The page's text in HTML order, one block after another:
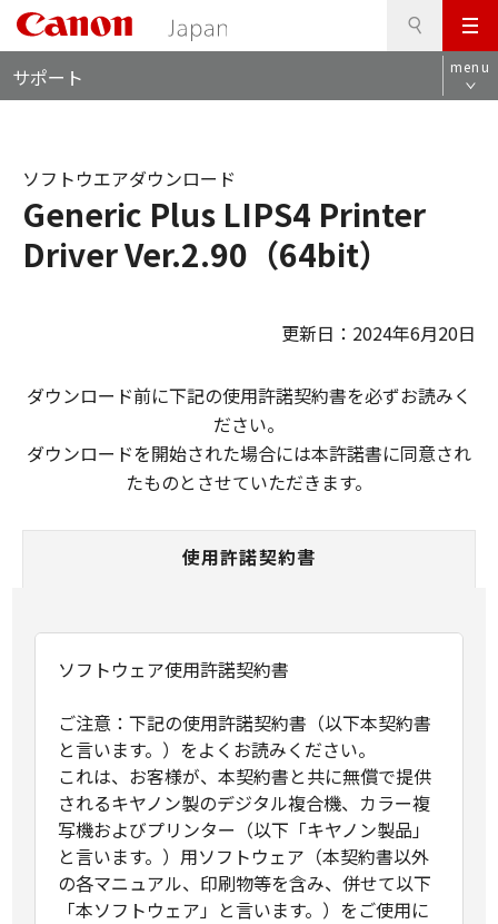
メ
ニ
ュ
サポート menu
Generic Plus LIPS4 Printer
Driver Ver.2.90（64bit）
ソフトウエアダウンロード
更新日：2024年6月20日
ダウンロード前に下記の使用許諾契約書を必ずお読みく
ださい。
ダウンロードを開始された場合には本許諾書に同意され
たものとさせていただきます。
使用許諾契約書
ソフトウェア使用許諾契約書
ご注意：下記の使用許諾契約書（以下本契約書
と言います。）をよくお読みください。
これは、お客様が、本契約書と共に無償で提供
されるキヤノン製のデジタル複合機、カラー複
写機およびプリンター（以下「キヤノン製品」
と言います。）用ソフトウェア（本契約書以外
の各マニュアル、印刷物等を含み、併せて以下
「本ソフトウェア」と言います。）をご使用に